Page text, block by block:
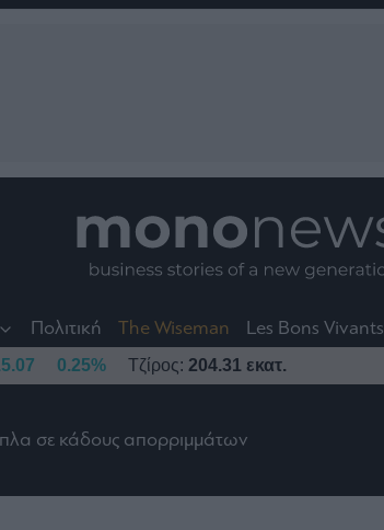
Πολιτική The Wiseman Les Bons Vivants
0.25% Τζίρος: 204.31 εκατ.
σε κάδους απορριμμάτων